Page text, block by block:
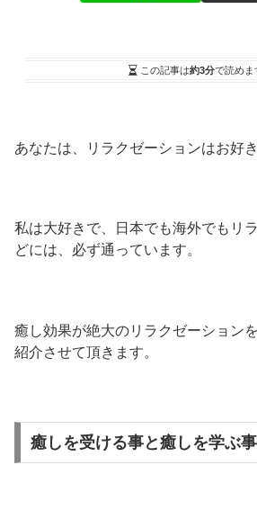
この記事は約3分で読めま
あなたは、リラクゼーションはお好
私は大好きで、日本でも海外でもリ
どには、必ず通っています。
癒し効果が絶大のリラクゼーション
紹介させて頂きます。
癒しを受ける事と癒しを学ぶ事